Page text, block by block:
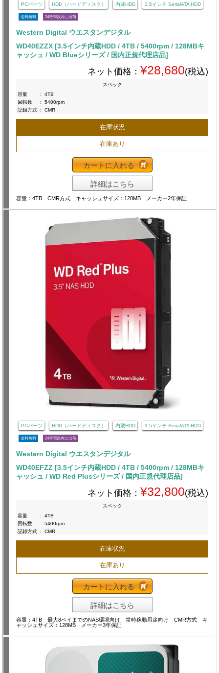
PCパーツ HDD（ハードディスク） 内蔵HDD 3.5インチ SerialATA HDD
送料無料 24時間以内に出荷
Western Digital ウエスタンデジタル
WD40EZZX [3.5インチ内蔵HDD / 4TB / 5400rpm / 128MBキ
ャッシュ / WD Blueシリーズ / 国内正規代理店品]
ネット価格： ¥28,680(税込)
スペック
容量
:
4TB
回転数
:
5400rpm
記録方式 : CMR
在庫状況
在庫あり
カートに入れる
詳細はこちら
容量：4TB CMR方式 キャッシュサイズ：128MB メーカー2年保証
PCパーツ HDD（ハードディスク） 内蔵HDD 3.5インチ SerialATA HDD
送料無料 24時間以内に出荷
Western Digital ウエスタンデジタル
WD40EFZZ [3.5インチ内蔵HDD / 4TB / 5400rpm / 128MBキ
ャッシュ / WD Red Plusシリーズ / 国内正規代理店品]
ネット価格： ¥32,800(税込)
スペック
容量
:
4TB
回転数
:
5400rpm
記録方式 : CMR
在庫状況
在庫あり
カートに入れる
詳細はこちら
容量：4TB 最大8ベイまでのNAS環境向け 常時稼動用途向け CMR方式 キ
ャッシュサイズ：128MB メーカー3年保証